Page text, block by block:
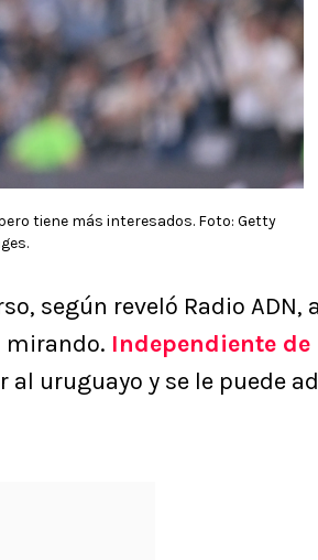
tiene más interesados. Foto: Getty
según reveló Radio ADN,
mirando. Independiente de
al uruguayo y se le puede